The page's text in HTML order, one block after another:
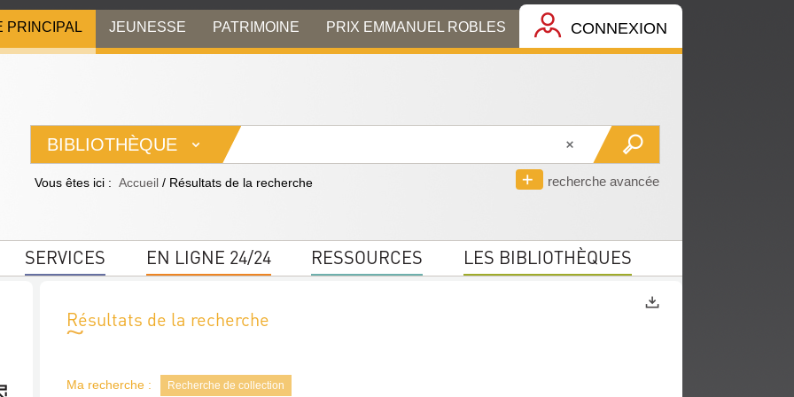
PRINCIPAL JEUNESSE PATRIMOINE PRIX EMMANUEL ROBLES CONNEXION
BIBLIOTHÈQUE
recherche avancée
Vous êtes ici : Accueil / Résultats de la recherche
SERVICES EN LIGNE 24/24 RESSOURCES LES BIBLIOTHÈQUES
Résultats de la recherche
Ma recherche : Recherche de collection